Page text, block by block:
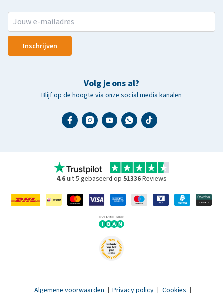
Inschrijven
Volg je ons al?
Blijf op de hoogte via onze social media kanalen
4.6uit 5 gebaseerd op 51336Reviews
Algemene voorwaarden | Privacy policy | Cookies |